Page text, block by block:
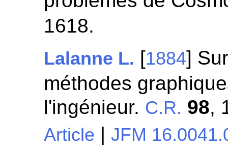
1618.
Lalanne L. [1884]
méthodes
l'ingénieur. C.R. 98,
Article |JFM